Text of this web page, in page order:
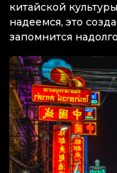
китайской
надеемся, это
запомнится